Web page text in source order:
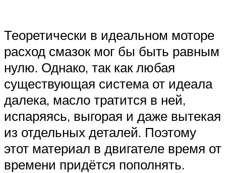
Теоретически в идеальном моторе
расход смазок мог бы быть равным
нулю. Однако, так как любая
существующая система от идеала
далека, масло тратится в ней,
испаряясь, выгорая и даже вытекая
из отдельных деталей. Поэтому
этот материал в двигателе время от
времени придётся пополнять.